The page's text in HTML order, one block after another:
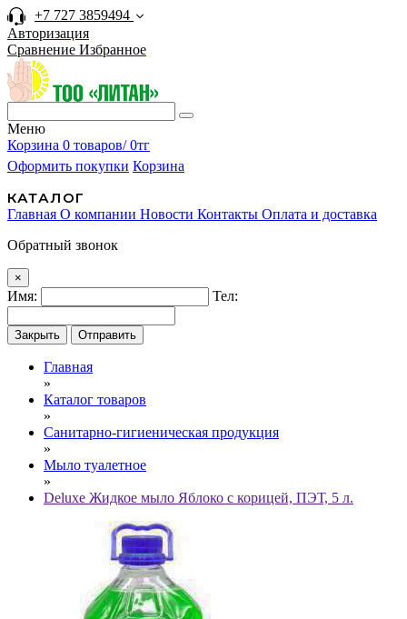
+7 727 3859494
Авторизация
Сравнение Избранное
Меню
Корзина 0 товаров/ 0тг
Оформить покупки Корзина
КАТАЛОГ
Главная О компании Новости Контакты Оплата и доставка
Обратный звонок
×
Имя: Тел:
Закрыть Отправить
Главная
»
Каталог товаров
»
Санитарно-гигиеническая продукция
»
Мыло туалетное
»
Deluxe Жидкое мыло Яблоко с корицей, ПЭТ, 5 л.